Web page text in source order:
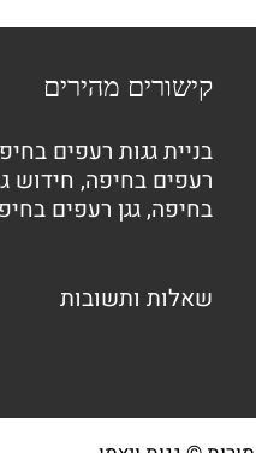
קישורים מהירים
בניית גגות רעפים
רעפים בחיפה, חידוש
בחיפה,גגן רעפים
שאלות ותשובות